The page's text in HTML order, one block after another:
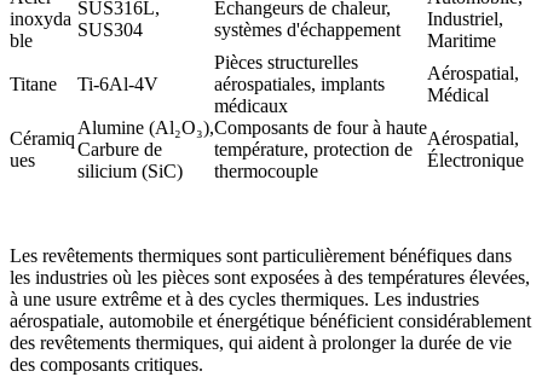
inoxyda
ble
SUS316L,
SUS304
Échangeurs de chaleur,
systèmes d'échappement
Industriel,
Maritime
Titane Ti-6Al-4V
Pièces structurelles
aérospatiales, implants
médicaux
Aérospatial,
Médical
Céramiq
ues
Alumine (Al₂O₃),
Carbure de
silicium (SiC)
Composants de four à haute
température, protection de
thermocouple
Aérospatial,
Électronique
Les revêtements thermiques sont particulièrement bénéfiques dans
les industries où les pièces sont exposées à des températures élevées,
à une usure extrême et à des cycles thermiques. Les industries
aérospatiale, automobile et énergétique bénéficient considérablement
des revêtements thermiques, qui aident à prolonger la durée de vie
des composants critiques.